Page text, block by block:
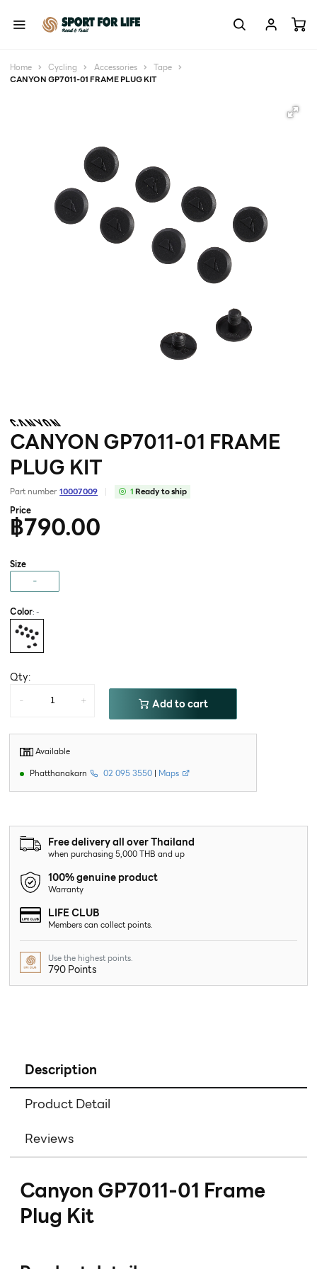
Home Cycling Accessories
Tape
CANYON GP7011-01 FRAME PLUG KIT
CANYON GP7011-01 FRAME
PLUG KIT
Part number 10007009 1Ready to ship
Price
฿790.00
Size
-
Color: -
Qty:
-
+ Add to cart
Available
Phatthanakarn
02 095 3550| Maps
Free delivery all over Thailand
when purchasing 5,000 THB and up
100% genuine product
Warranty
LIFE CLUB
Members can collect points.
Use the highest points.
790 Points
Description
Product Detail
Reviews
Canyon GP7011-01 Frame
Plug Kit